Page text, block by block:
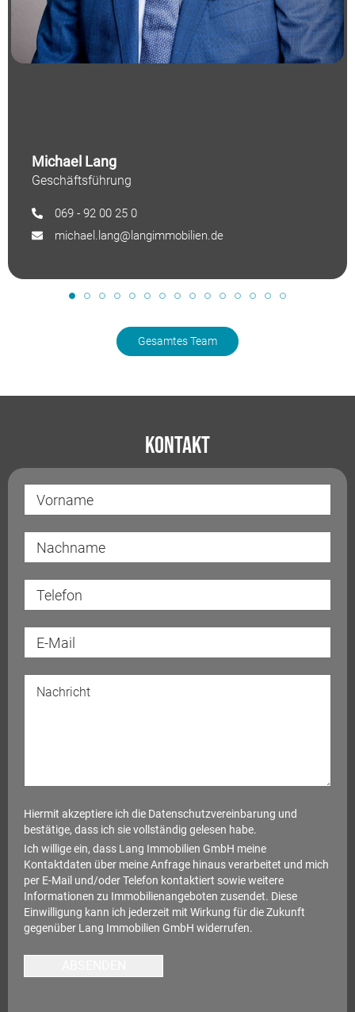
Michael Lang
Geschäftsführung
069 - 92 00 25 0
michael.lang@langimmobilien.de
Gesamtes Team
Kontakt
Hiermit akzeptiere ich die Datenschutzvereinbarung und
bestätige, dass ich sie vollständig gelesen habe.
Ich willige ein, dass Lang Immobilien GmbH meine
Kontaktdaten über meine Anfrage hinaus verarbeitet und mich
per E-Mail und/oder Telefon kontaktiert sowie weitere
Informationen zu Immobilienangeboten zusendet. Diese
Einwilligung kann ich jederzeit mit Wirkung für die Zukunft
gegenüber Lang Immobilien GmbH widerrufen.